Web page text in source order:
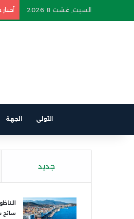
السبت, غشت 8 2026
الأولى الجهة
جديد
سائح